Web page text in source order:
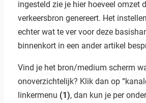
ingesteld zie je hier hoeveel omzet
verkeersbron genereert. Het
echter wat te ver voor deze
binnenkort in een ander artikel
Vind je het bron/medium scherm
onoverzichtelijk? Klik dan op
linkermenu (1), dan kun je per